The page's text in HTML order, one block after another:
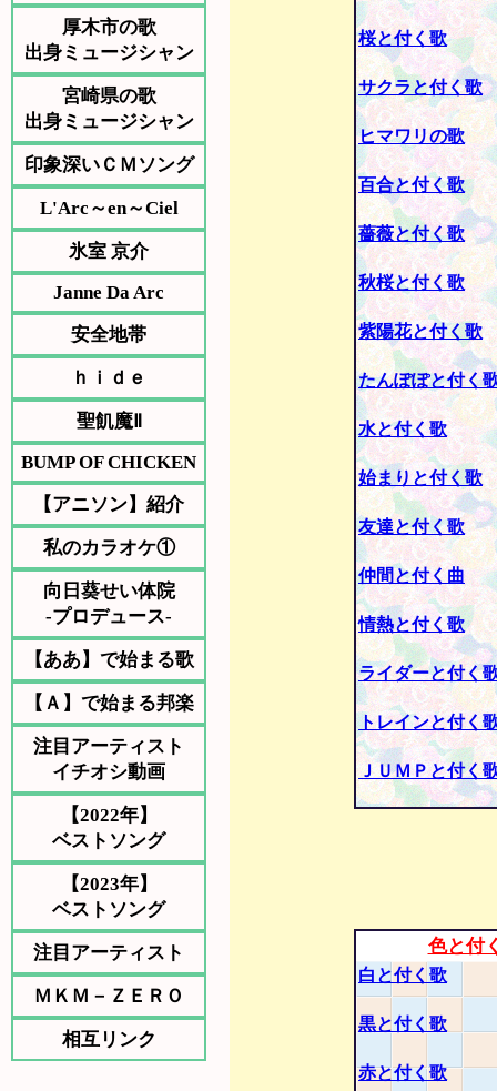
厚木市の歌
出身ミュージシャン
宮崎県の歌
出身ミュージシャン
印象深いＣＭソング
L'Arc～en～Ciel
氷室 京介
Janne Da Arc
安全地帯
ｈｉｄｅ
聖飢魔Ⅱ
BUMP OF CHICKEN
【アニソン】紹介
私のカラオケ①
向日葵せい体院
-プロデュース-
【ああ】で始まる歌
【Ａ】で始まる邦楽
注目アーティスト
イチオシ動画
【2022年】
ベストソング
【2023年】
ベストソング
注目アーティスト
ＭＫＭ－ＺＥＲＯ
相互リンク
桜と付く歌
サクラと付く歌
ヒマワリの歌
百合と付く歌
薔薇と付く歌
秋桜と付く歌
紫陽花と付く歌
たんぽぽと付く
水と付く歌
始まりと付く歌
友達と付く歌
仲間と付く曲
情熱と付く歌
ライダーと付く
トレインと付く
ＪＵＭＰと付く
色と付
白と付く歌
黒と付く歌
赤と付く歌